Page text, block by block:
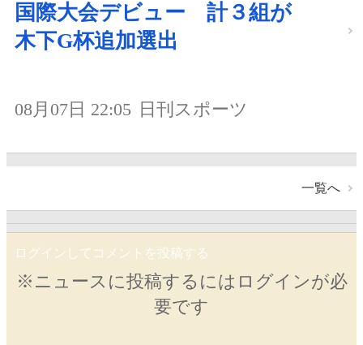
国際大会デビュー 計３組が
木下G杯追加選出
08月07日 22:05 日刊スポーツ
一覧へ
ログインしてコメントを投稿する
※ニュースに投稿するにはログインが必
要です